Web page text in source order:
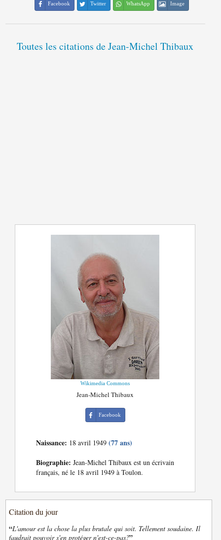
Facebook Twitter WhatsApp Image
Toutes les citations de Jean-Michel Thibaux
Wikimedia Commons
Jean-Michel Thibaux
Facebook
Naissance: 18 avril 1949(77 ans)
Biographie: Jean-Michel Thibaux est un écrivain
français, né le 18 avril 1949 à Toulon.
Citation du jour
“L'amour est la chose la plus brutale qui soit. Tellement soudaine. Il
faudrait pouvoir s'en protéger n'est-ce-pas?”